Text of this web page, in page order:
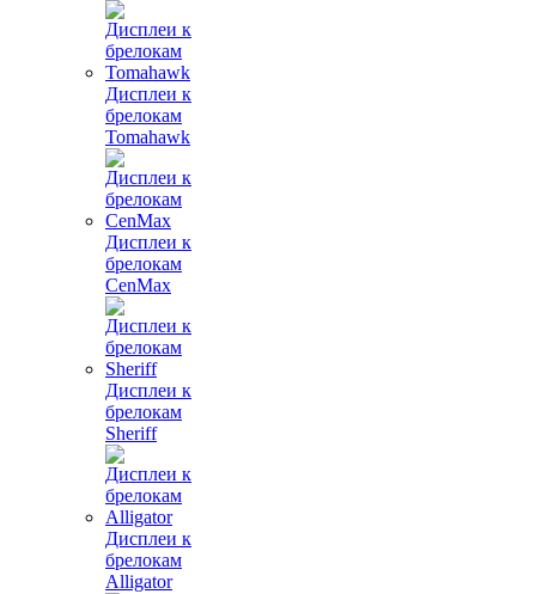
Дисплеи к
брелокам
Tomahawk
Дисплеи к
брелокам
CenMax
Дисплеи к
брелокам
Sheriff
Дисплеи к
брелокам
Alligator